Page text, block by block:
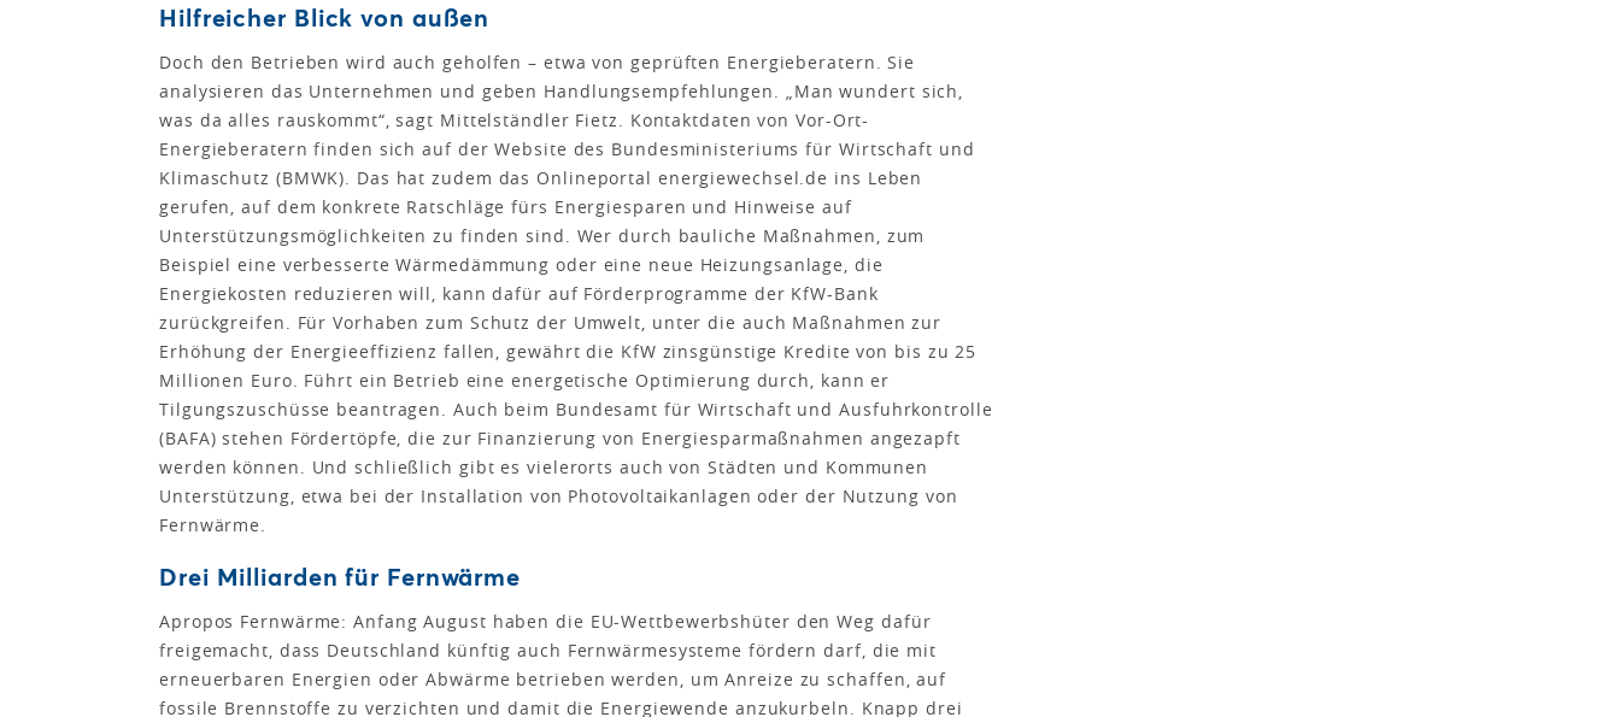
Hilfreicher Blick von außen
Doch den Betrieben wird auch geholfen – etwa von geprüften Energieberatern. Sie
analysieren das Unternehmen und geben Handlungsempfehlungen. „Man wundert sich,
was da alles rauskommt“, sagt Mittelständler Fietz. Kontaktdaten von Vor-Ort-
Energieberatern finden sich auf der Website des Bundesministeriums für Wirtschaft und
Klimaschutz (BMWK). Das hat zudem das Onlineportal energiewechsel.de ins Leben
gerufen, auf dem konkrete Ratschläge fürs Energiesparen und Hinweise auf
Unterstützungsmöglichkeiten zu finden sind. Wer durch bauliche Maßnahmen, zum
Beispiel eine verbesserte Wärmedämmung oder eine neue Heizungsanlage, die
Energiekosten reduzieren will, kann dafür auf Förderprogramme der KfW-Bank
zurückgreifen. Für Vorhaben zum Schutz der Umwelt, unter die auch Maßnahmen zur
Erhöhung der Energieeffizienz fallen, gewährt die KfW zinsgünstige Kredite von bis zu 25
Millionen Euro. Führt ein Betrieb eine energetische Optimierung durch, kann er
Tilgungszuschüsse beantragen. Auch beim Bundesamt für Wirtschaft und Ausfuhrkontrolle
(BAFA) stehen Fördertöpfe, die zur Finanzierung von Energiesparmaßnahmen angezapft
werden können. Und schließlich gibt es vielerorts auch von Städten und Kommunen
Unterstützung, etwa bei der Installation von Photovoltaikanlagen oder der Nutzung von
Fernwärme.
Drei Milliarden für Fernwärme
Apropos Fernwärme: Anfang August haben die EU-Wettbewerbshüter den Weg dafür
freigemacht, dass Deutschland künftig auch Fernwärmesysteme fördern darf, die mit
erneuerbaren Energien oder Abwärme betrieben werden, um Anreize zu schaffen, auf
fossile Brennstoffe zu verzichten und damit die Energiewende anzukurbeln. Knapp drei